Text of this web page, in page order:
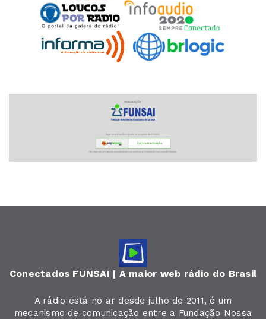
Conectados FUNSAI | A maior web rádio do Brasil
A rádio está no ar desde julho de 2011, é um
mecanismo de comunicação entre a Fundação Nossa